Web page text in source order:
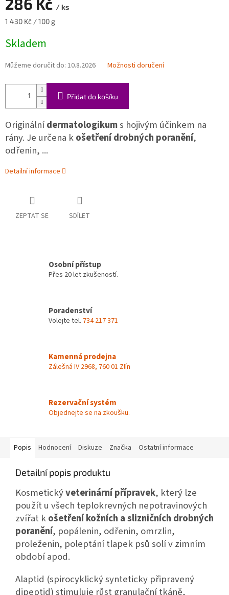
286 Kč / ks
Měrná
1 430 Kč / 100 g
Skladem
Můžeme doručit do: 10.8.2026 Možnosti doručení
Přidat do košíku
Originálnídermatologikums hojivým účinkem na
rány. Je určena košetření drobných poranění,
odřenin, ...
Detailní informace
ZEPTAT SE SDÍLET
Osobní přístup
Přes 20 let zkušeností.
Poradenství
Volejte tel. 734 217 371
Kamenná prodejna
Zálešná IV 2968, 760 01 Zlín
Rezervační systém
Objednejte se na zkoušku.
Popis Hodnocení Diskuze Značka Ostatní informace
Detailní popis produktu
Kosmetickýveterinární přípravek, který lze
použít u všech teplokrevných nepotravinových
zvířat košetření kožních a slizničních drobných
poranění, popálenin, odřenin, omrzlin,
proleženin, poleptání tlapek psů solí v zimním
období apod.
Alaptid (spirocyklický synteticky připravený
dipeptid) stimuluje růst granulační tkáně,